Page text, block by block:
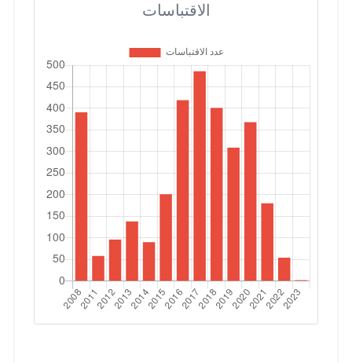
الاقتباسات